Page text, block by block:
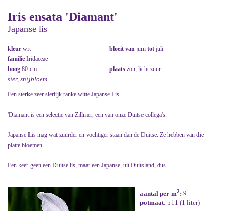
Iris ensata 'Diamant'
Japanse lis
kleur wit bloeit van juni tot juli
familie Iridaceae
hoog 80 cm plaats zon, licht zuur
sier, snijbloem
Een sterke zeer sierlijk ranke witte Japanse Lis.
'Diamant is een selectie van Zillmer, een van onze Duitse collega's.
Japanse Lis mag wat zuurder en vochtiger staan dan de Duitse. Ze hebben van die
platte bloemen.
Een keer geen een Duitse lis, maar een Japanse, uit Duitsland, dus.
aantal per m2: 9
potmaat: p11 (1 liter)